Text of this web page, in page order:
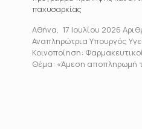
παχυσαρκίας
Αθήνα, 17 Ιουλίου 2026
Αναπληρώτρια Υπουργός
Κοινοποίηση:
Θέμα: «Άμεση αποπληρωμή